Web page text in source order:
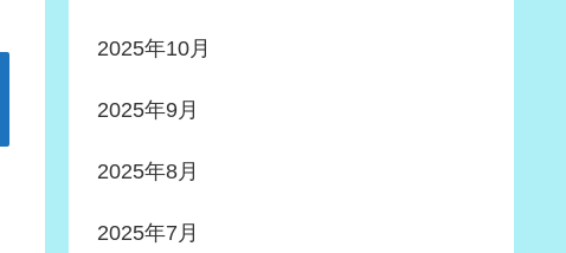
2025年10月
2025年9月
2025年8月
2025年7月